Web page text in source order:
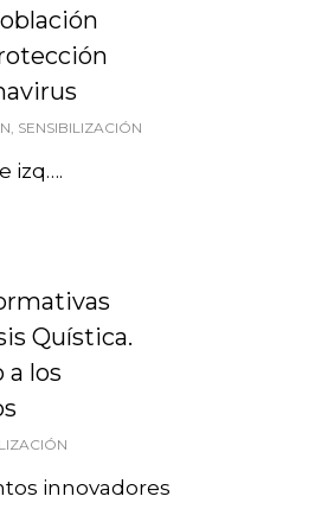
, SENSIBILIZACIÓN
izq….
Quística.
a los
innovadores